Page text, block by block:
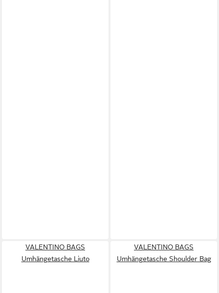
VALENTINO BAGS
Umhängetasche Liuto
VALENTINO BAGS
Umhängetasche Shoulder Bag